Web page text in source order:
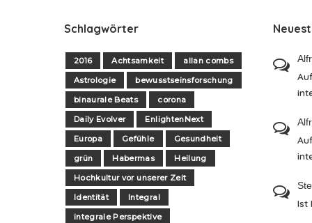
Schlagwörter
2016 Achtsamkeit
allan combs
Astrologie
bewusstseinsforschung
binaurale Beats
corona
Daily Evolver
EnlightenNext
Europa
Gefühle
Gesundheit
grün
Habermas
Heilung
Hochkultur vor unserer Zeit
Identität
Integral
integrale Perspektive
Ist